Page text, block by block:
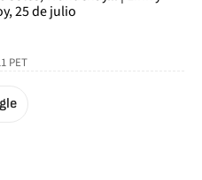
PET